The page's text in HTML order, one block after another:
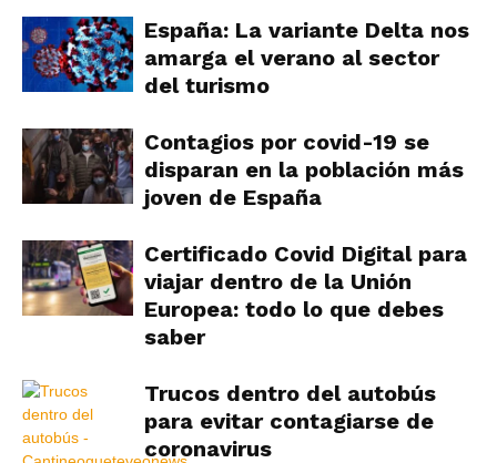
España: La variante Delta nos
amarga el verano al sector
del turismo
Contagios por covid-19 se
disparan en la población más
joven de España
Certificado Covid Digital para
viajar dentro de la Unión
Europea: todo lo que debes
saber
Trucos dentro del autobús
para evitar contagiarse de
coronavirus